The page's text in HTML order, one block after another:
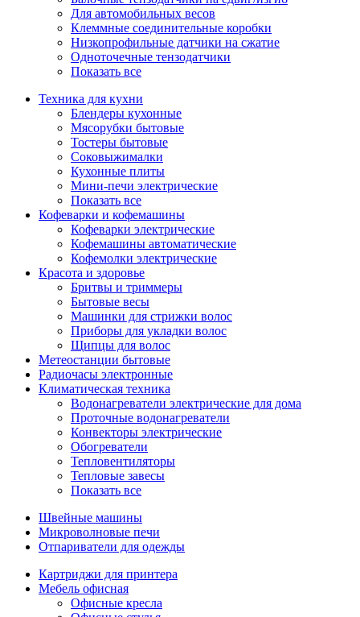
Для автомобильных весов
Клеммные соединительные коробки
Низкопрофильные датчики на сжатие
Одноточечные тензодатчики
Показать все
Техника для кухни
Блендеры кухонные
Мясорубки бытовые
Тостеры бытовые
Соковыжималки
Кухонные плиты
Мини-печи электрические
Показать все
Кофеварки и кофемашины
Кофеварки электрические
Кофемашины автоматические
Кофемолки электрические
Красота и здоровье
Бритвы и триммеры
Бытовые весы
Машинки для стрижки волос
Приборы для укладки волос
Щипцы для волос
Метеостанции бытовые
Радиочасы электронные
Климатическая техника
Водонагреватели электрические для дома
Проточные водонагреватели
Конвекторы электрические
Обогреватели
Тепловентиляторы
Тепловые завесы
Показать все
Швейные машины
Микроволновые печи
Отпариватели для одежды
Картриджи для принтера
Мебель офисная
Офисные кресла